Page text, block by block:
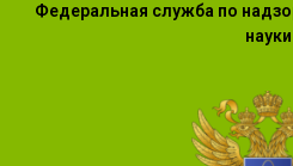
Федеральная служба по
науки